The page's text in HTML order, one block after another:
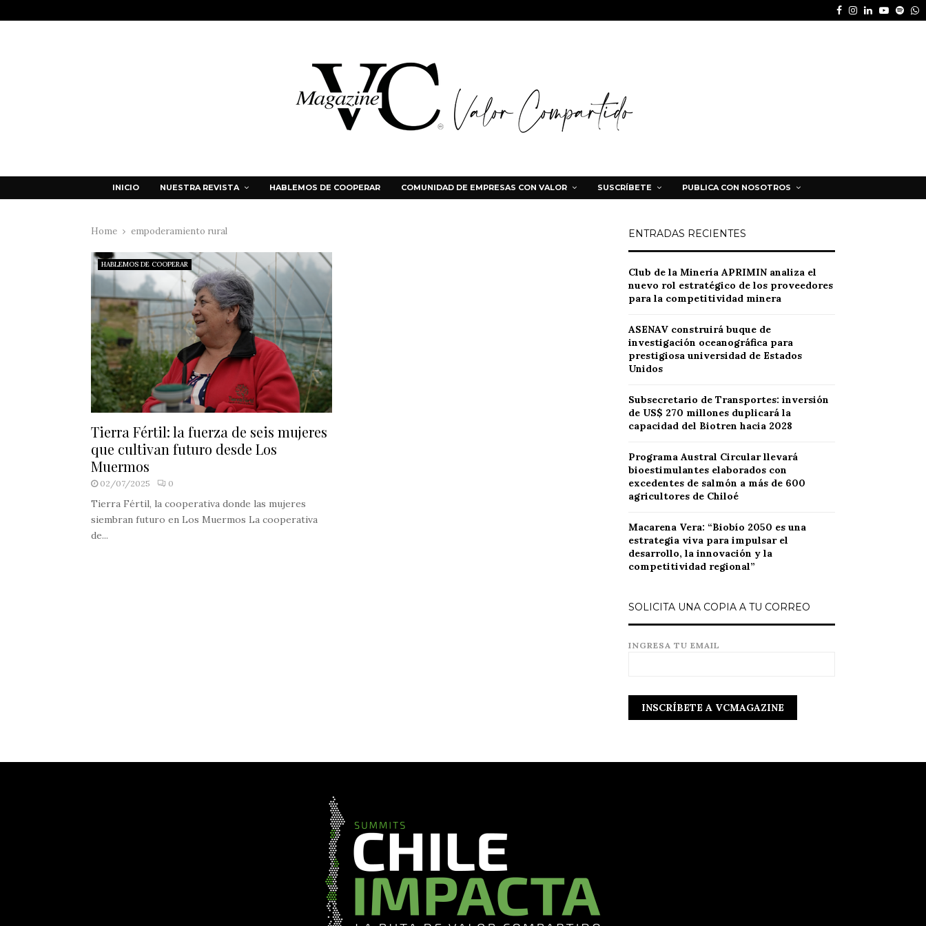
Facebook
Instagram
LinkedinYoutube
INICIO NUESTRA REVISTA HABLEMOS DE COOPERAR COMUNIDAD DE EMPRESAS CON VALOR SUSCRÍBETE PUBLICA CON NOSOTROS
Home empoderamiento rural
HABLEMOS DE COOPERAR
Tierra Fértil: la fuerza de seis mujeres
que cultivan futuro desde Los
Muermos
02/07/2025 0
Tierra Fértil, la cooperativa donde las mujeres
siembran futuro en Los Muermos La cooperativa
de...
ENTRADAS RECIENTES
Club de la Minería APRIMIN analiza el
nuevo rol estratégico de los proveedores
para la competitividad minera
ASENAV construirá buque de
investigación oceanográfica para
prestigiosa universidad de Estados
Unidos
Subsecretario de Transportes: inversión
de US$ 270 millones duplicará la
capacidad del Biotren hacia 2028
Programa Austral Circular llevará
bioestimulantes elaborados con
excedentes de salmón a más de 600
agricultores de Chiloé
Macarena Vera: “Biobío 2050 es una
estrategia viva para impulsar el
desarrollo, la innovación y la
competitividad regional”
SOLICITA UNA COPIA A TU CORREO
INGRESA TU EMAIL